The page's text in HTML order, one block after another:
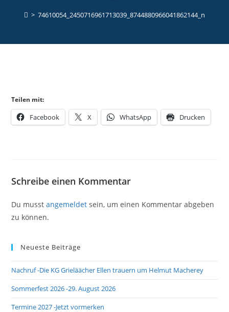
> 74610054_2450716961713039_8744880966041862144_n
Teilen mit:
Facebook X WhatsApp Drucken
Schreibe einen Kommentar
Du musstangemeldet sein, um einen Kommentar abgeben
zu können.
Neueste Beiträge
Nachruf -Die KG Grieläächer Ellen trauern um Helmut Macherey
Sommerfest 2026 -29. August 2026
Termine 2027 -Jetzt vormerken